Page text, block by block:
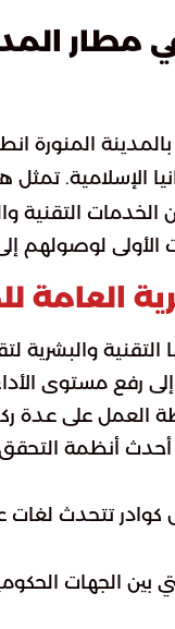
المنورة
الإسلامية.
من الخدمات
لوصولهم
العامة
التقنية
رفع مستوى
العمل على عدة
أنظمة التحقق
تتحدث لغات
بين الجهات